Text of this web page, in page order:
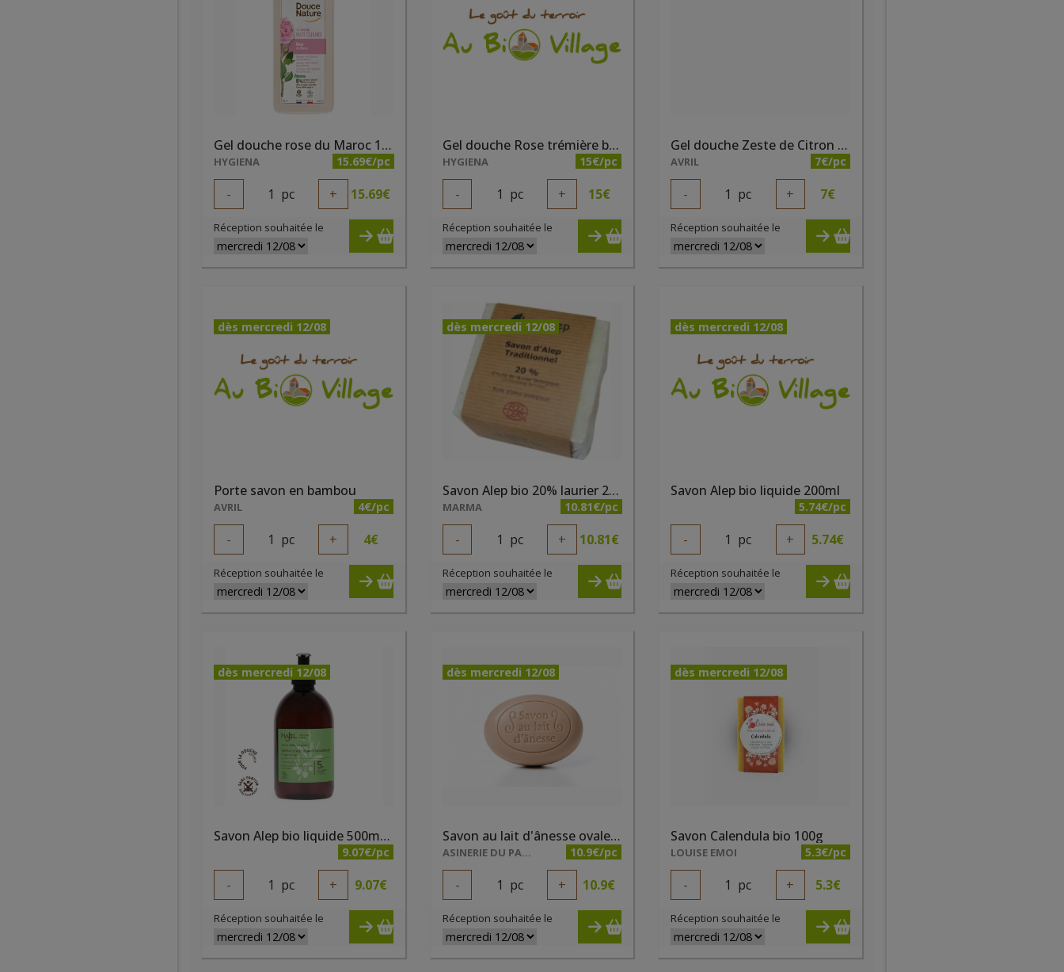
Gel douche rose du Maroc 1 litre bio Douce Nature
HYGIENA 15.69€/pc
- 1 pc + 15.69€
Réception souhaitée le
Gel douche Rose trémière bio 1 litre Natessence
HYGIENA 15€/pc
- 1 pc + 15€
Réception souhaitée le
Gel douche Zeste de Citron bio 500ml
AVRIL 7€/pc
- 1 pc + 7€
Réception souhaitée le
dès mercredi 12/08
Porte savon en bambou
AVRIL 4€/pc
- 1 pc + 4€
Réception souhaitée le
dès mercredi 12/08
Savon Alep bio 20% laurier 200g
MARMA 10.81€/pc
- 1 pc + 10.81€
Réception souhaitée le
dès mercredi 12/08
Savon Alep bio liquide 200ml
5.74€/pc
- 1 pc + 5.74€
Réception souhaitée le
dès mercredi 12/08
Savon Alep bio liquide 500ml Najel
9.07€/pc
- 1 pc + 9.07€
Réception souhaitée le
dès mercredi 12/08
Savon au lait d'ânesse ovale parfum ambre 200g
ASINERIE DU PAYS DES COLLINES SRL 10.9€/pc
- 1 pc + 10.9€
Réception souhaitée le
dès mercredi 12/08
Savon Calendula bio 100g
LOUISE EMOI 5.3€/pc
- 1 pc + 5.3€
Réception souhaitée le